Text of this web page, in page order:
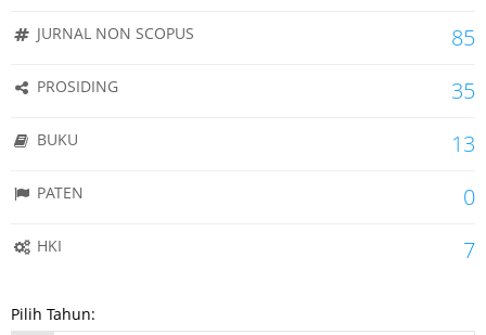
JURNAL NON SCOPUS 85
PROSIDING 35
BUKU 13
PATEN 0
HKI 7
Pilih Tahun: